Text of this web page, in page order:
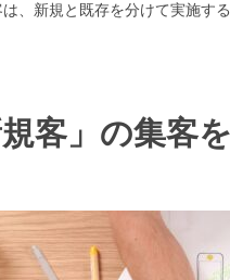
、新規と既存を分けて実施する
客」の集客